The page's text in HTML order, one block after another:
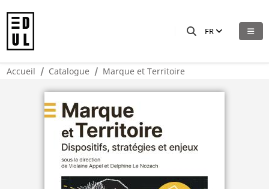
FR
Accueil Catalogue Marque et Territoire